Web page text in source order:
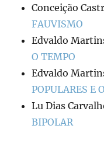
Conceição
FAUVISMO
Edvaldo
O TEMPO
Edvaldo
POPULARES E
Lu Dias
BIPOLAR